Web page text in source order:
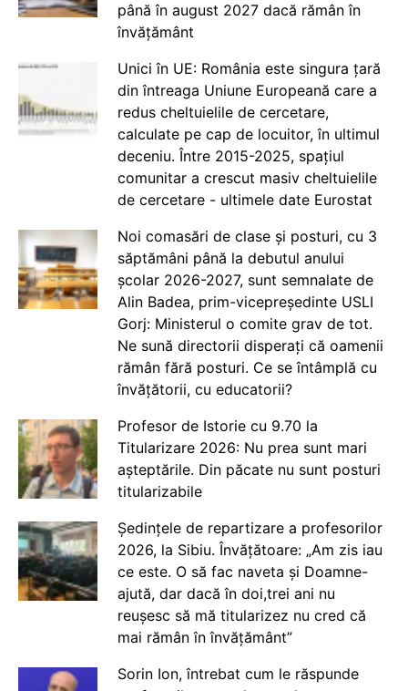
până în august 2027 dacă rămân în
învățământ
Unici în UE: România este singura țară
din întreaga Uniune Europeană care a
redus cheltuielile de cercetare,
calculate pe cap de locuitor, în ultimul
deceniu. Între 2015-2025, spațiul
comunitar a crescut masiv cheltuielile
de cercetare - ultimele date Eurostat
Noi comasări de clase și posturi, cu 3
săptămâni până la debutul anului
școlar 2026-2027, sunt semnalate de
Alin Badea, prim-vicepreședinte USLI
Gorj: Ministerul o comite grav de tot.
Ne sună directorii disperați că oamenii
rămân fără posturi. Ce se întâmplă cu
învățătorii, cu educatorii?
Profesor de Istorie cu 9.70 la
Titularizare 2026: Nu prea sunt mari
așteptările. Din păcate nu sunt posturi
titularizabile
Ședințele de repartizare a profesorilor
2026, la Sibiu. Învățătoare: „Am zis iau
ce este. O să fac naveta și Doamne-
ajută, dar dacă în doi,trei ani nu
reușesc să mă titularizez nu cred că
mai rămân în învățământ”
Sorin Ion, întrebat cum le răspunde